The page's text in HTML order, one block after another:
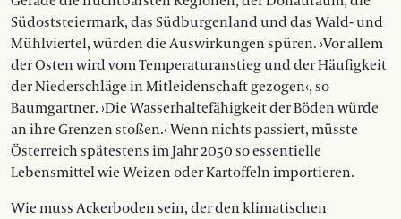
Südoststeiermark, das Südburgenland und das Wald- und
Mühlviertel, würden die Auswirkungen spüren. ›Vor allem
der Osten wird vom Temperaturanstieg und der Häufigkeit
der Niederschläge in Mitleidenschaft gezogen‹, so
Baumgartner. ›Die Wasserhaltefähigkeit der Böden würde
an ihre Grenzen stoßen.‹ Wenn nichts passiert, müsste
Österreich spätestens im Jahr 2050 so essentielle
Lebensmittel wie Weizen oder Kartoffeln importieren.
Wie muss Ackerboden sein, der den klimatischen